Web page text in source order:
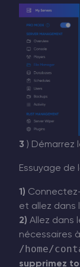
3 ) Démarrez
Essuyage de
1)
et allez dans
2) Allez dans
nécessaires
/home/
supprimez